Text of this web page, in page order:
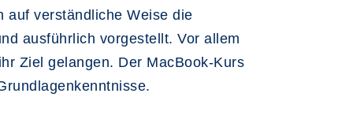
auf verständliche Weise die
ausführlich vorgestellt. Vor allem
Ziel gelangen. Der MacBook-Kurs